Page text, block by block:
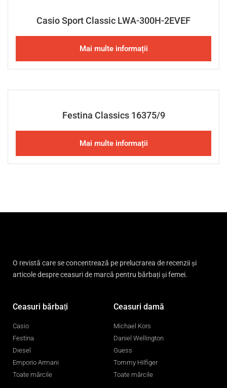
Casio Sport Classic LWA-300H-2EVEF
Mai multe informații
Festina Classics 16375/9
Mai multe informații
O revistă care se concentrează pe prelucrarea de recenzii și
articole despre ceasuri de marcă pentru bărbați și femei.
Ceasuri bărbați
Casio
Festina
Diesel
Emporio Armani
Toate mărcile
Ceasuri damă
Michael Kors
Daniel Wellington
Guess
Tommy Hilfiger
Toate mărcile